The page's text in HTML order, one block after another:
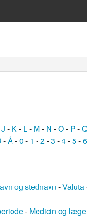
J - K- L- M- N -O- P -Q
-Å-0 - 1 -2-3 -4-5-6
og stednavn -Valuta
- Medicin og